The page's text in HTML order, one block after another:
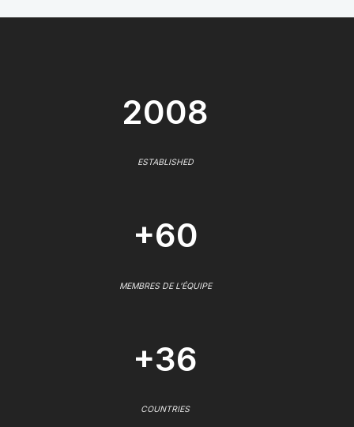
2008
ESTABLISHED
+60
MEMBRES DE L'ÉQUIPE
+36
COUNTRIES